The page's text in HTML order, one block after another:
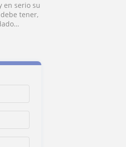
en serio su
tener,
en